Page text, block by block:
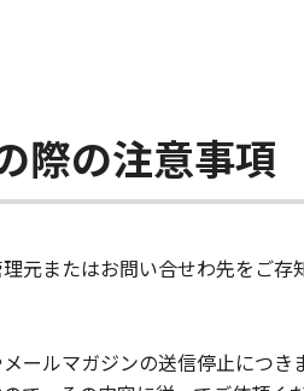
際の注意事項
元またはお問い合せわ先をご存
ールマガジンの送信停止につき